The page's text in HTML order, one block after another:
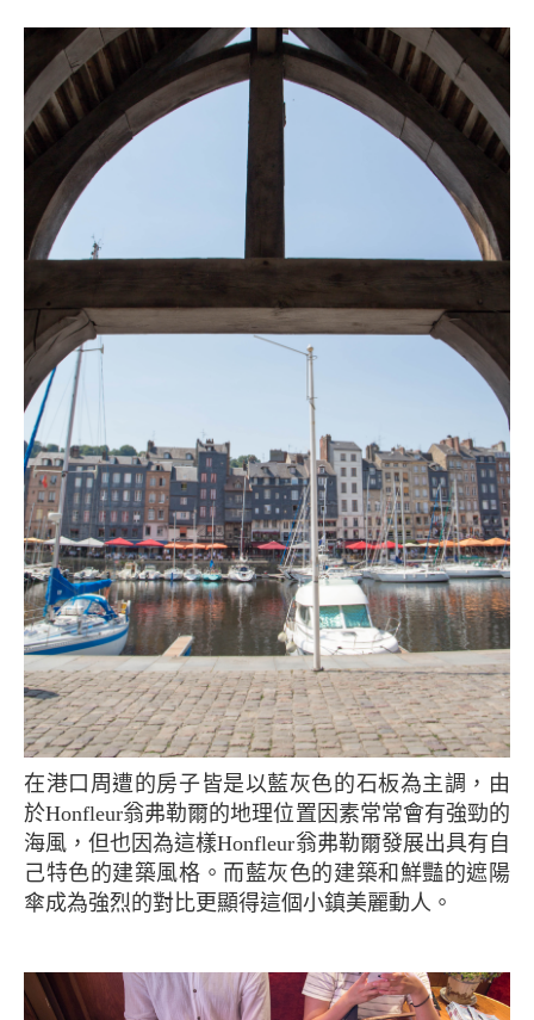
在港口周遭的房子皆是以藍灰色的石板為主調，由
於Honfleur翁弗勒爾的地理位置因素常常會有強勁的
海風，但也因為這樣Honfleur翁弗勒爾發展出具有自
己特色的建築風格。而藍灰色的建築和鮮豔的遮陽
傘成為強烈的對比更顯得這個小鎮美麗動人。